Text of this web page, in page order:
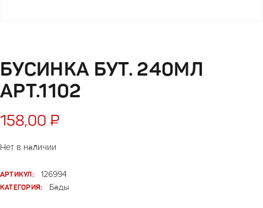
БУСИНКА БУТ. 240МЛ
АРТ.1102
158,00 ₽
Нет в наличии
АРТИКУЛ:
126994
КАТЕГОРИЯ:
Бады